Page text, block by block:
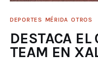
DEPORTES MÉRIDA OTROS
DESTACA EL
TEAM EN